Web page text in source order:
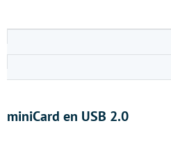
miniCard en USB 2.0